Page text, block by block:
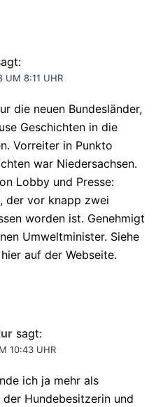
UM 8:11 UHR
die neuen Bundesländer,
Geschichten in die
Vorreiter in Punkto
war Niedersachsen.
Lobby und Presse:
der vor knapp zwei
worden ist. Genehmigt
Umweltminister. Siehe
auf der Webseite.
sagt:
10:43 UHR
ich ja mehr als
Hundebesitzerin und